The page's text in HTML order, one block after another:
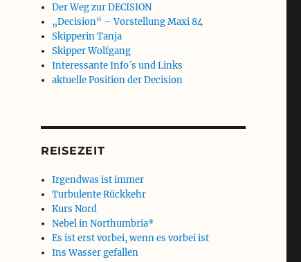
Der Weg zur DECISION
„Decision“ – Vorstellung Maxi 84
Skipperin Tanja
Skipper Wolfgang
Interessante Info´s und Links
aktuelle Position der Decision
REISEZEIT
Irgendwas ist immer
Turbulente Rückkehr
Kurs Nord
Nebel in Northumbria*
Es ist erst vorbei, wenn es vorbei ist
Ins Wasser gefallen